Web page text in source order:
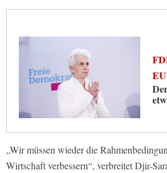
„Wir müssen wieder die
Wirtschaft verbessern“, verbreitet Djir-